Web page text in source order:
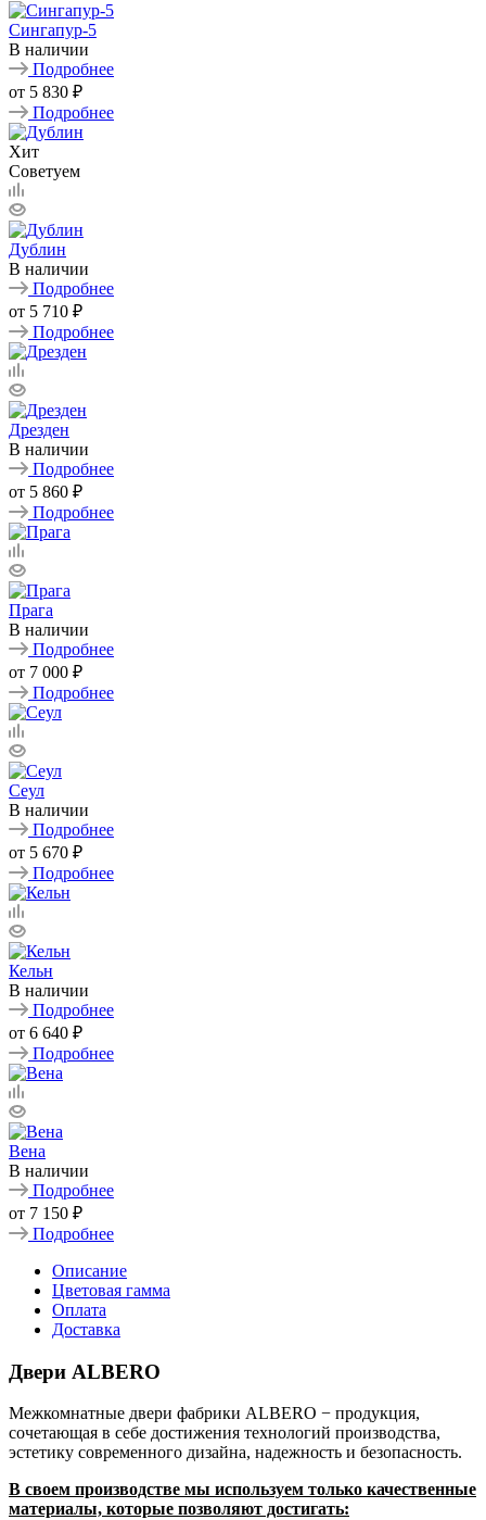
Сингапур-5
В наличии
Подробнее
от 5 830 ₽
Подробнее
Хит
Советуем
Дублин
В наличии
Подробнее
от 5 710 ₽
Подробнее
Дрезден
В наличии
Подробнее
от 5 860 ₽
Подробнее
Прага
В наличии
Подробнее
от 7 000 ₽
Подробнее
Сеул
В наличии
Подробнее
от 5 670 ₽
Подробнее
Кельн
В наличии
Подробнее
от 6 640 ₽
Подробнее
Вена
В наличии
Подробнее
от 7 150 ₽
Подробнее
Описание
Цветовая гамма
Оплата
Доставка
Двери ALBERO
Межкомнатные двери фабрики ALBERO − продукция,
сочетающая в себе достижения технологий производства,
эстетику современного дизайна, надежность и безопасность.
В своем производстве мы используем только качественные
материалы, которые позволяют достигать: